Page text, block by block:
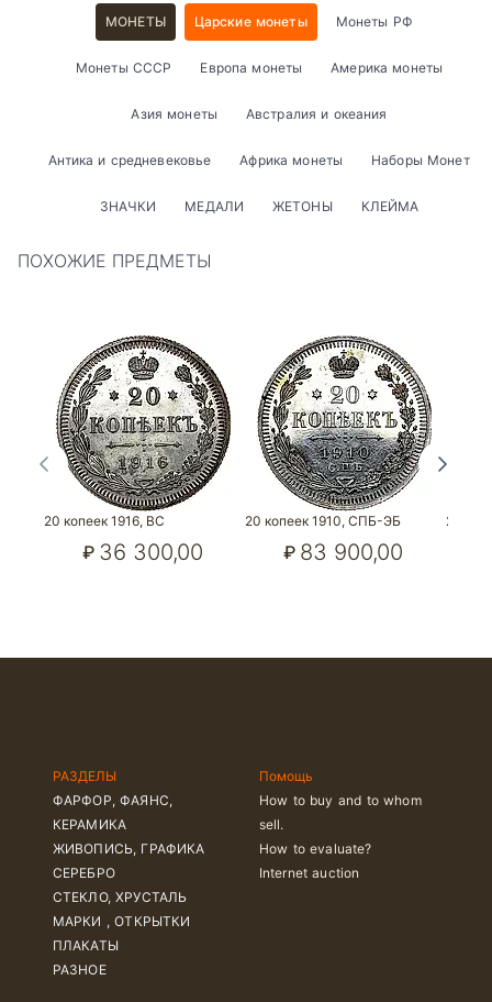
МОНЕТЫ Царские монеты Монеты РФ
Монеты СССР Европа монеты Америка монеты
Азия монеты Австралия и океания
Антика и средневековье Африка монеты Наборы Монет
ЗНАЧКИ МЕДАЛИ ЖЕТОНЫ КЛЕЙМА
ПОХОЖИЕ ПРЕДМЕТЫ
20 копеек 1916, ВС
₽ 36 300,00
20 копеек 1910, СПБ-ЭБ
₽ 83 900,00
20
РАЗДЕЛЫ
ФАРФОР, ФАЯНС,
КЕРАМИКА
ЖИВОПИСЬ, ГРАФИКА
СЕРЕБРО
СТЕКЛО, ХРУСТАЛЬ
МАРКИ , ОТКРЫТКИ
ПЛАКАТЫ
РАЗНОЕ
Помощь
How to buy and to whom
sell.
How to evaluate?
Internet auction